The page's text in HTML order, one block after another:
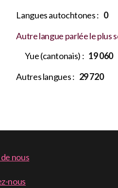
Langues autochtones : 0
Autre langue parlée le plus
Yue (cantonais) : 19 060
Autres langues : 29 720
nous
nous